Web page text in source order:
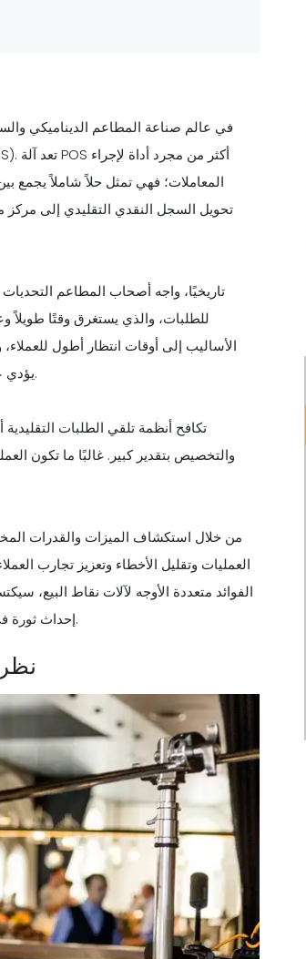
في عالم صناعة المطاعم الديناميكي
المعاملات؛ فهي تمثل حلاً شاملاً يجمع
تحويل السجل النقدي التقليدي إلى مركز
تاريخيًا، واجه أصحاب المطاعم
للطلبات، والذي يستغرق وقتًا طويلاً
الأساليب إلى أوقات انتظار أطول
يؤدي عدم القدرة على تحليل بيانات المبيعات بشكل فعال إلى ضياع فرص النمو والتحسين.
تكافح أنظمة تلقي الطلبات
والتخصيص بتقدير كبير. غالبًا ما تكون
من خلال استكشاف الميزات والقدرات
العمليات وتقليل الأخطاء وتعزيز تجارب
الفوائد متعددة الأوجه لآلات نقاط البيع،
إحداث ثورة في نهجهم في تلقي الطلبات ووضع معيار جديد للكفاءة وخدمة العملاء في مؤسساتهم.